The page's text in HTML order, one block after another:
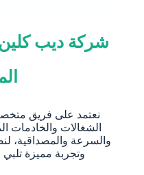
شركة ديب كلين
نعتمد على فريق
الشغالات والخادمات
والسرعة والمصداقية،
وتجربة مميزة تلبي